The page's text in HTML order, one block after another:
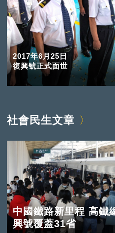
2017年6月25日
復興號正式面世
社會民生文章
中國鐵路新里程 高鐵
興號覆蓋31省